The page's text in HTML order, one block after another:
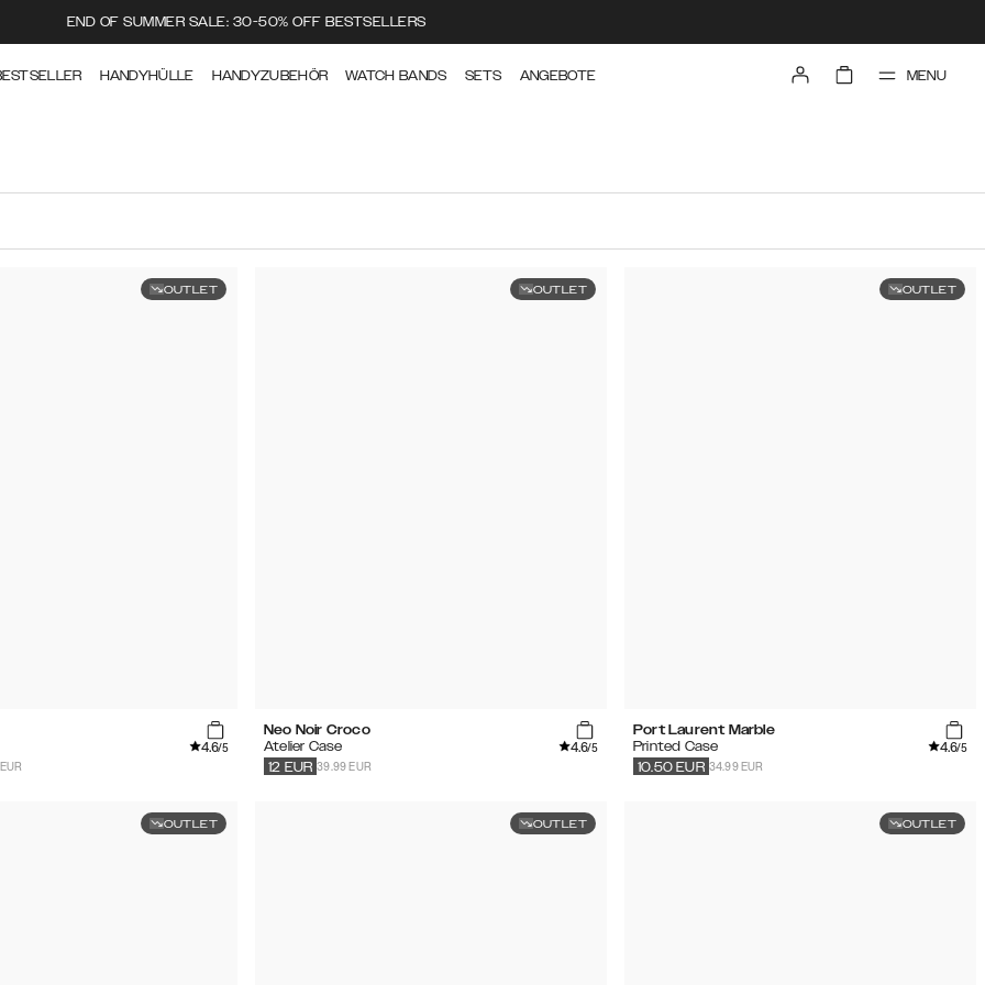
END OF SUMMER SALE: 30-50% OFF BESTSELLERS
HANDYHÜLLE HANDYZUBEHÖR WATCH BANDS SETS ANGEBOTE MENU
OUTLET
4.6/5
OUTLET
Neo Noir Croco
Atelier Case
4.6/5
39.99 EUR
12 EUR
OUTLET
Port Laurent Marble
Printed Case
4.6/5
34.99 EUR
10.50 EUR
OUTLET OUTLET OUTLET